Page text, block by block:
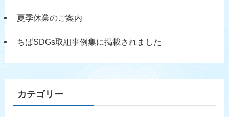
夏季休業のご案内
ちばSDGs取組事例集に掲載されました
カテゴリー